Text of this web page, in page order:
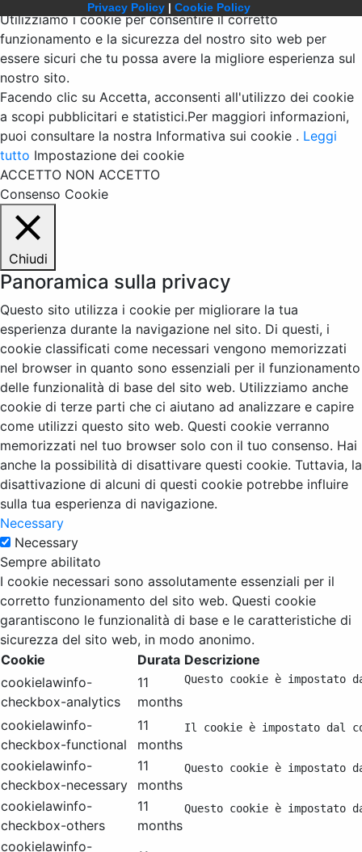
Privacy Policy | Cookie Policy
Utilizziamo i cookie per consentire il corretto
funzionamento e la sicurezza del nostro sito web per
essere sicuri che tu possa avere la migliore esperienza sul
nostro sito.
Facendo clic su Accetta, acconsenti all'utilizzo dei cookie
a scopi pubblicitari e statistici.Per maggiori informazioni,
puoi consultare la nostra Informativa sui cookie . Leggi
tutto Impostazione dei cookie
ACCETTO NON ACCETTO
Consenso Cookie
Chiudi
Panoramica sulla privacy
Questo sito utilizza i cookie per migliorare la tua
esperienza durante la navigazione nel sito. Di questi, i
cookie classificati come necessari vengono memorizzati
nel browser in quanto sono essenziali per il funzionamento
delle funzionalità di base del sito web. Utilizziamo anche
cookie di terze parti che ci aiutano ad analizzare e capire
come utilizzi questo sito web. Questi cookie verranno
memorizzati nel tuo browser solo con il tuo consenso. Hai
anche la possibilità di disattivare questi cookie. Tuttavia, la
disattivazione di alcuni di questi cookie potrebbe influire
sulla tua esperienza di navigazione.
Necessary
Necessary
Sempre abilitato
I cookie necessari sono assolutamente essenziali per il
corretto funzionamento del sito web. Questi cookie
garantiscono le funzionalità di base e le caratteristiche di
sicurezza del sito web, in modo anonimo.
Cookie
Durata Descrizione
cookielawinfo-
checkbox-analytics
11
months
Questo cookie è
cookielawinfo-
checkbox-functional
11
months
Il cookie è impostato dal
cookielawinfo-
checkbox-necessary
11
months
Questo cookie è impostato
cookielawinfo-
checkbox-others
11
months
Questo cookie è
cookielawinfo-